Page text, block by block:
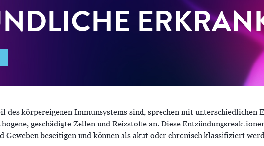
des körpereigenen Immunsystems sind, sprechen mit unterschiedlichen
geschädigte Zellen und Reizstoffe an. Diese
Geweben beseitigen und können als akut oder chronisch klassifiziert